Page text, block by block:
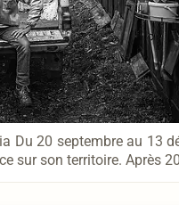
Du 20 septembre au 13
sur son territoire. Après